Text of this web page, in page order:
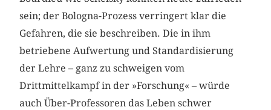
sein; der Bologna-Prozess verringert klar die
Gefahren, die sie beschreiben. Die in ihm
betriebene Aufwertung und Standardisierung
der Lehre – ganz zu schweigen vom
Drittmittelkampf in der »Forschung« – würde
auch Über-Professoren das Leben schwer